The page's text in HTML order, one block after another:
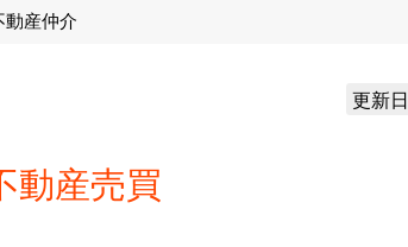
動産仲介
更新日
動産売買